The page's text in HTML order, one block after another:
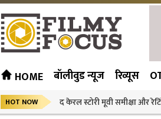
HOME बॉलीवुड न्यूज रिव्यूस
HOT NOW द केरल स्टोरी मूवी समीक्षा और